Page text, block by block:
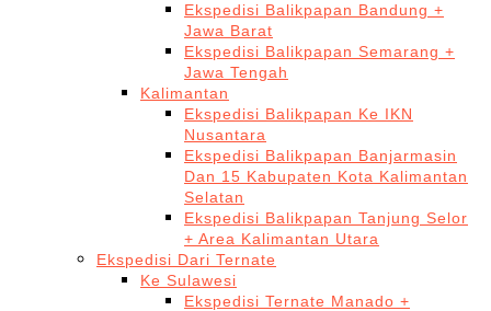
Ekspedisi Balikpapan Bandung +
Jawa Barat
Ekspedisi Balikpapan Semarang +
Jawa Tengah
Kalimantan
Ekspedisi Balikpapan Ke IKN
Nusantara
Ekspedisi Balikpapan Banjarmasin
Dan 15 Kabupaten Kota Kalimantan
Selatan
Ekspedisi Balikpapan Tanjung Selor
+ Area Kalimantan Utara
Ekspedisi Dari Ternate
Ke Sulawesi
Ekspedisi Ternate Manado +